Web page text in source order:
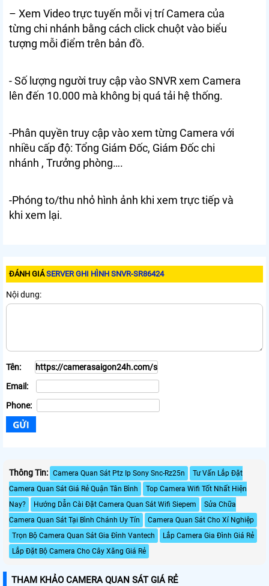
– Xem Video trực tuyến mỗi vị trí Camera của
từng chi nhánh bằng cách click chuột vào biểu
tượng mỗi điểm trên bản đồ.
- Số lượng người truy cập vào SNVR xem Camera
lên đến 10.000 mà không bị quá tải hệ thống.
-Phân quyền truy cập vào xem từng Camera với
nhiều cấp độ: Tổng Giám Đốc, Giám Đốc chi
nhánh , Trưởng phòng….
-Phóng to/thu nhỏ hình ảnh khi xem trực tiếp và
khi xem lại.
ĐÁNH GIÁSERVER GHI HÌNH SNVR-SR86424
Nội dung:
Tên:
Email:
Phone:
Thông Tin: Camera Quan Sát Ptz Ip Sony Snc-Rz25n
Tư Vấn Lắp Đặt
Camera Quan Sát Giá Rẻ Quận Tân Bình
Top Camera Wifi Tốt Nhất Hiện
Nay?
Hướng Dẫn Cài Đặt Camera Quan Sát Wifi Siepem
Sửa Chữa
Camera Quan Sát Tại Bình Chánh Uy Tín
Camera Quan Sát Cho Xí Nghiệp
Trọn Bộ Camera Quan Sát Gia Đình Vantech
Lắp Camera Gia Đình Giá Rẻ
Lắp Đặt Bộ Camera Cho Cây Xăng Giá Rẻ
THAM KHẢO CAMERA QUAN SÁT GIÁ RẺ